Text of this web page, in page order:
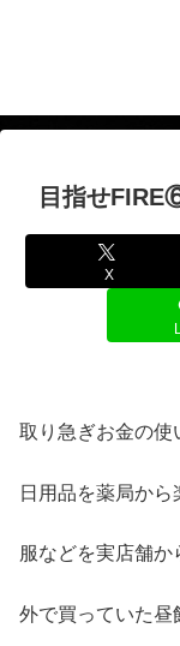
目指せ
X
取り急ぎお金の使
日用品を薬局から
服などを実店舗か
外で買っていた昼